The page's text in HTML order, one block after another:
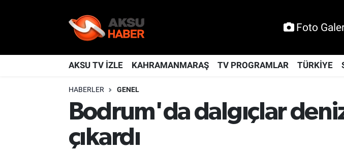
Foto
AKSU TV İZLE KAHRAMANMARAŞ TV PROGRAMLAR TÜRKİYE
HABERLER GENEL
Bodrum'da dalgıçlar
çıkardı
KAHRAMANMARAŞ
Nöbetçi Eczaneler
Hava Durumu
Kahramanmaraş Namaz Vakitleri
Trafik Durumu
TFF 2.Lig Kırmızı Grup Puan Durumu ve Fikstür